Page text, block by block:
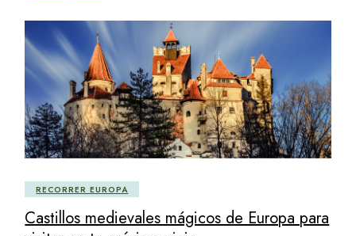
RECORRER EUROPA
Castillos medievales mágicos de Europa para